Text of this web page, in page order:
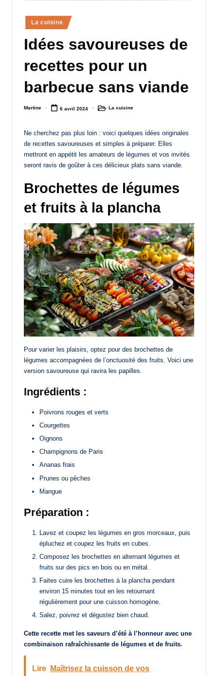
Posted
in
La cuisine
Idées savoureuses de
recettes pour un
barbecue sans viande
Posted
Martine 6 avril 2024
PostedLa cuisine
Ne cherchez pas plus loin : voici quelques idées originales
de recettes savoureuses et simples à préparer. Elles
mettront en appétit les amateurs de légumes et vos invités
seront ravis de goûter à ces délicieux plats sans viande.
Brochettes de légumes
et fruits à la plancha
Pour varier les plaisirs, optez pour des brochettes de
légumes accompagnées de l’onctuosité des fruits. Voici une
version savoureuse qui ravira les papilles.
Ingrédients :
Poivrons rouges et verts
Courgettes
Oignons
Champignons de Paris
Ananas frais
Prunes ou pêches
Mangue
Préparation :
Lavez et coupez les légumes en gros morceaux, puis
épluchez et coupez les fruits en cubes.
Composez les brochettes en alternant légumes et
fruits sur des pics en bois ou en métal.
Faites cuire les brochettes à la plancha pendant
environ 15 minutes tout en les retournant
régulièrement pour une cuisson homogène.
Salez, poivrez et dégustez bien chaud.
Cette recette met les saveurs d’été à l’honneur avec une
combinaison rafraîchissante de légumes et de fruits.
Lire
Maîtrisez la cuisson de vos